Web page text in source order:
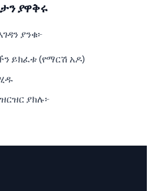
ያዋቅሩ
ያንቁ፦
ይክፈቱ (የማርሽ አዶ)
ያክሉ፦